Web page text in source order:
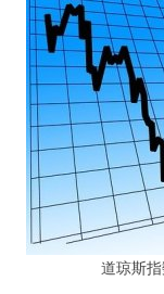
道琼斯